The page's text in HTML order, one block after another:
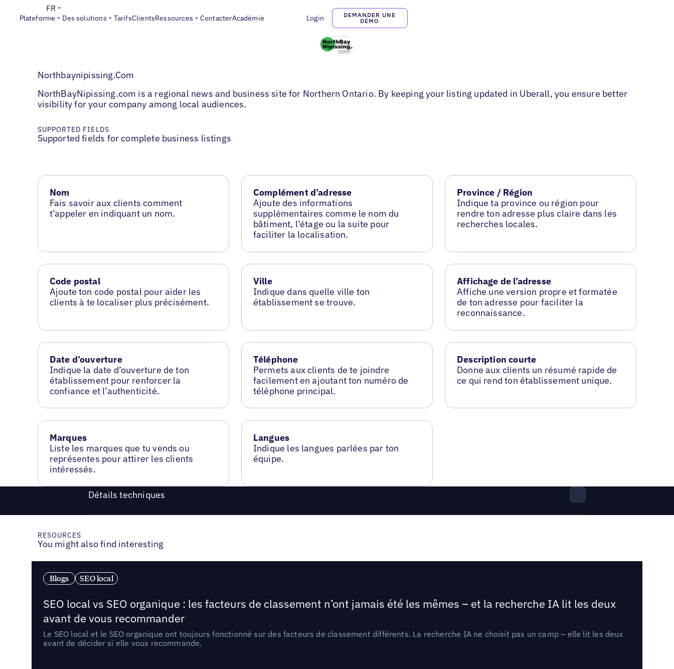
Plateforme Des solutions TarifsClientsRessources ContacterAcadèmie Login
DEMANDER UNE
DÉMO
FR
Northbaynipissing.Com
NorthBayNipissing.com is a regional news and business site for Northern Ontario. By keeping your listing updated in Uberall, you ensure better
visibility for your company among local audiences.
SUPPORTED FIELDS
Supported fields for complete business listings
Nom
Fais savoir aux clients comment
t’appeler en indiquant un nom.
Complément d’adresse
Ajoute des informations
supplémentaires comme le nom du
bâtiment, l’étage ou la suite pour
faciliter la localisation.
Province / Région
Indique ta province ou région pour
rendre ton adresse plus claire dans les
recherches locales.
Code postal
Ajoute ton code postal pour aider les
clients à te localiser plus précisément.
Ville
Indique dans quelle ville ton
établissement se trouve.
Affichage de l’adresse
Affiche une version propre et formatée
de ton adresse pour faciliter la
reconnaissance.
Date d’ouverture
Indique la date d’ouverture de ton
établissement pour renforcer la
confiance et l’authenticité.
Téléphone
Permets aux clients de te joindre
facilement en ajoutant ton numéro de
téléphone principal.
Description courte
Donne aux clients un résumé rapide de
ce qui rend ton établissement unique.
Marques
Liste les marques que tu vends ou
représentes pour attirer les clients
intéressés.
Langues
Indique les langues parlées par ton
équipe.
Détails techniques
RESOURCES
You might also find interesting
Blogs SEO local
SEO local vs SEO organique : les facteurs de classement n’ont jamais été les mêmes – et la recherche IA lit les deux
avant de vous recommander
Le SEO local et le SEO organique ont toujours fonctionné sur des facteurs de classement différents. La recherche IA ne choisit pas un camp – elle lit les deux
avant de décider si elle vous recommande.